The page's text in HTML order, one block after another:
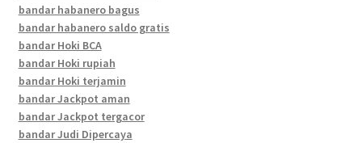
bandar habanero bagus
bandar habanero saldo gratis
bandar Hoki BCA
bandar Hoki rupiah
bandar Hoki terjamin
bandar Jackpot aman
bandar Jackpot tergacor
bandar Judi Dipercaya